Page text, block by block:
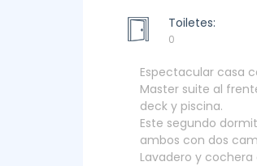
Toiletes:
0
Espectacular casa
Master suite al
deck y piscina.
Este segundo
ambos con dos
Lavadero y cochera